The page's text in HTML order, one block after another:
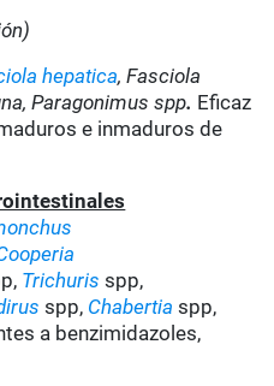
hepatica, Fasciola
Paragonimus spp. Eficaz
e inmaduros de
Trichuris spp,
spp, Chabertia spp,
a benzimidazoles,